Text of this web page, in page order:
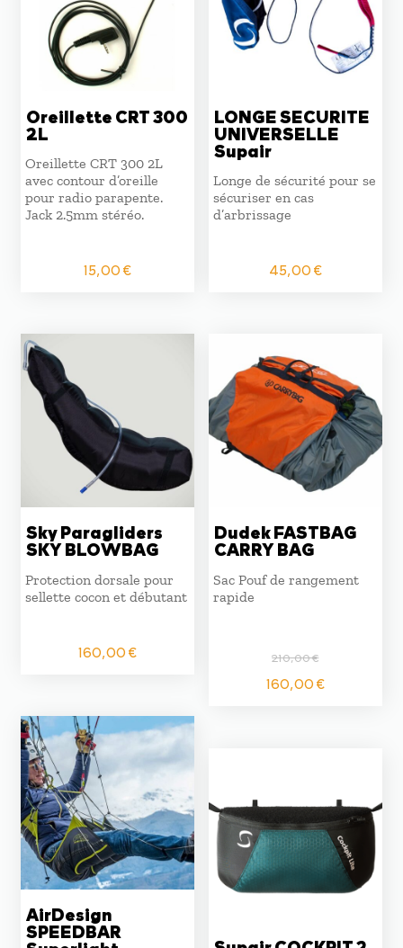
Oreillette CRT 300
2L
Oreillette CRT 300 2L
avec contour d’oreille
pour radio parapente.
Jack 2.5mm stéréo.
15,00€
LONGE SECURITE
UNIVERSELLE
Supair
Longe de sécurité pour se
sécuriser en cas
d’arbrissage
45,00€
Sky Paragliders
SKY BLOWBAG
Protection dorsale pour
sellette cocon et débutant
160,00€
Dudek FASTBAG
CARRY BAG
Sac Pouf de rangement
rapide
210,00€
Le
prix
160,00€Le
AirDesign
SPEEDBAR